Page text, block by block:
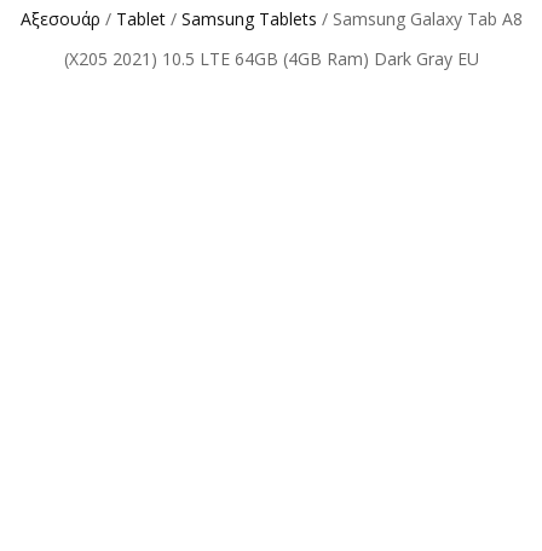
Αξεσουάρ / Tablet/ Samsung Tablets / Samsung Galaxy Tab A8
(X205 2021) 10.5 LTE 64GB (4GB Ram) Dark Gray EU